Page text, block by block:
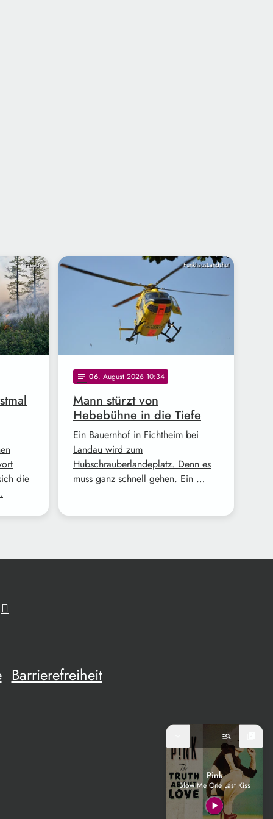
Freepik
die
FunkhausLandshut
notes 06. August 2026 10:34
Mann stürzt von
Hebebühne in die Tiefe
Ein Bauernhof in Fichtheim bei
Landau wird zum
Hubschrauberlandeplatz. Denn es
muss ganz schnell gehen. Ein …
Barrierefreiheit
manage_search
Pink
Blow Me One Last Kiss
play_arrow